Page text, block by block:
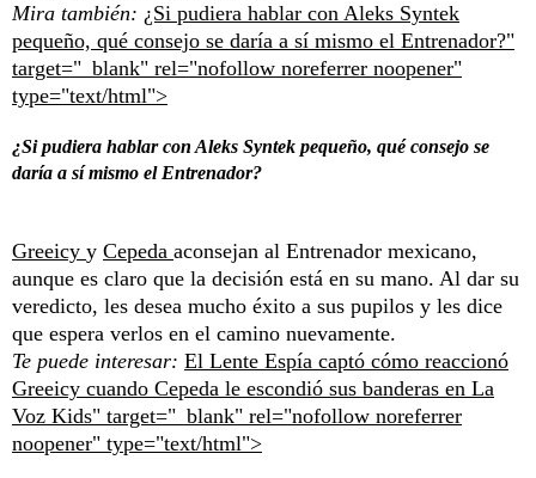
Mira también: ¿Si pudiera hablar con Aleks Syntek
pequeño, qué consejo se daría a sí mismo el Entrenador?"
target="_blank" rel="nofollow noreferrer noopener"
type="text/html">
¿Si pudiera hablar con Aleks Syntek pequeño, qué consejo se
daría a sí mismo el Entrenador?
Greeicy y Cepeda aconsejan al Entrenador mexicano,
aunque es claro que la decisión está en su mano. Al dar su
veredicto, les desea mucho éxito a sus pupilos y les dice
que espera verlos en el camino nuevamente.
Te puede interesar: El Lente Espía captó cómo reaccionó
Greeicy cuando Cepeda le escondió sus banderas en La
Voz Kids" target="_blank" rel="nofollow noreferrer
noopener" type="text/html">